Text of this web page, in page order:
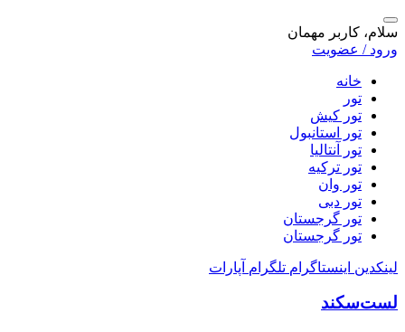
سلام، کاربر مهمان
ورود / عضویت
خانه
تور
تور کیش
تور استانبول
تور آنتالیا
تور ترکیه
تور وان
تور دبی
تور گرجستان
تور گرجستان
لینکدین اینستاگرام تلگرام آپارات
لست‌سکند